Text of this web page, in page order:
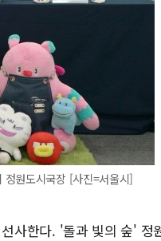
정원도시국장 [사진=서울시]
사한다. '돌과 빛의 숲' 정